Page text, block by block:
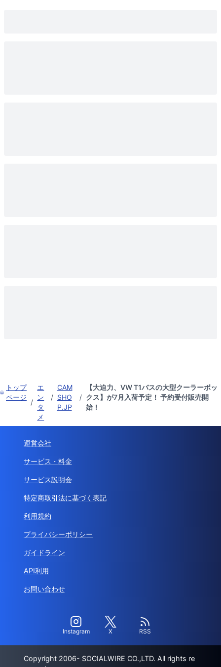
トップ
ページ
/
エ
ン
タ
メ
/
CAM
SHO
P.JP
/
【大迫力、VW T1バスの大型クーラーボッ
クス】が7月入荷予定！ 予約受付販売開
始！
運営会社
サービス・料金
サービス説明会
特定商取引法に基づく表記
利用規約
プライバシーポリシー
ガイドライン
API利用
お問い合わせ
Instagram X RSS
Copyright 2006- SOCIALWIRE CO.,LTD. All rights re